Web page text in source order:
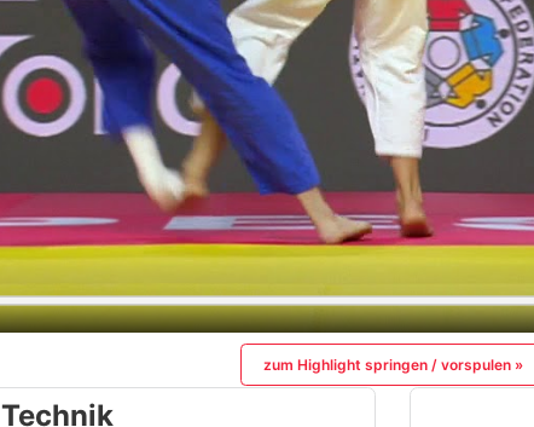
zum Highlight springen / vorspulen »
Technik